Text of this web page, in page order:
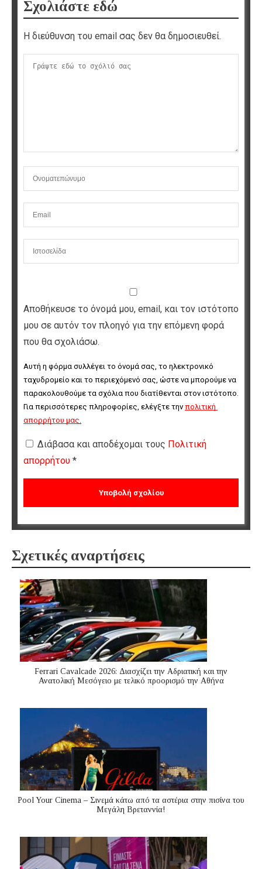
Σχολιάστε εδώ
Η διεύθυνση του email σας δεν θα δημοσιευθεί.
Αποθήκευσε το όνομά μου, email, και τον ιστότοπο
μου σε αυτόν τον πλοηγό για την επόμενη φορά
που θα σχολιάσω.
Αυτή η φόρμα συλλέγει το όνομά σας, το ηλεκτρονικό
ταχυδρομείο και το περιεχόμενό σας, ώστε να μπορούμε να
παρακολουθούμε τα σχόλια που διατίθενται στον ιστότοπο.
Για περισσότερες πληροφορίες, ελέγξτε την πολιτική
απορρήτου μας.
Διάβασα και αποδέχομαι τους Πολιτική
απορρήτου *
Σχετικές αναρτήσεις
Ferrari Cavalcade 2026: Διασχίζει την Αδριατική και την
Ανατολική Μεσόγειo με τελικό προορισμό την Αθήνα
Pool Your Cinema – Σινεμά κάτω από τα αστέρια στην πισίνα του
Μεγάλη Βρεταννία!